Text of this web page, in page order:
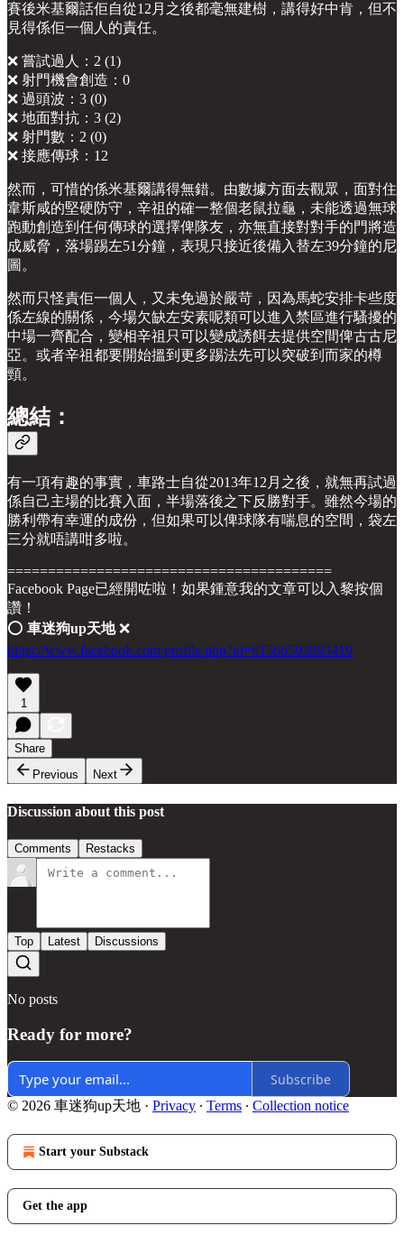
賽後米基爾話佢自從12月之後都毫無建樹，講得好中肯，但不
見得係佢一個人的責任。
❌ 嘗試過人：2 (1)
❌ 射門機會創造：0
❌ 過頭波：3 (0)
❌ 地面對抗：3 (2)
❌ 射門數：2 (0)
❌ 接應傳球：12
然而，可惜的係米基爾講得無錯。由數據方面去觀眾，面對住
韋斯咸的堅硬防守，辛祖的確一整個老鼠拉龜，未能透過無球
跑動創造到任何傳球的選擇俾隊友，亦無直接對對手的門將造
成威脅，落場踢左51分鐘，表現只接近後備入替左39分鐘的尼
圖。
然而只怪責佢一個人，又未免過於嚴苛，因為馬蛇安排卡些度
係左線的關係，今場欠缺左安素呢類可以進入禁區進行騷擾的
中場一齊配合，變相辛祖只可以變成誘餌去提供空間俾古古尼
亞。或者辛祖都要開始搵到更多踢法先可以突破到而家的樽
頸。
總結：
有一項有趣的事實，車路士自從2013年12月之後，就無再試過
係自己主場的比賽入面，半場落後之下反勝對手。雖然今場的
勝利帶有幸運的成份，但如果可以俾球隊有喘息的空間，袋左
三分就唔講咁多啦。
========================================
Facebook Page已經開咗啦！如果鍾意我的文章可以入黎按個
讚！
⭕️ 車迷狗up天地❌
https://www.facebook.com/profile.php?id=61566593983419
1
Share
Previous
Next
Discussion about this post
Comments Restacks
Top Latest Discussions
No posts
Ready for more?
Subscribe
© 2026 車迷狗up天地 · Privacy ∙ Terms ∙ Collection notice
Start your Substack
Get the app